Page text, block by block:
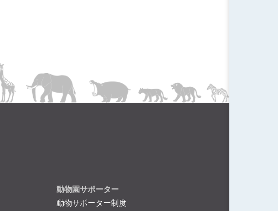
動物園サポーター
動物サポーター制度